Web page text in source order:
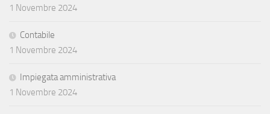
1 Novembre 2024
Contabile
1 Novembre 2024
Impiegata amministrativa
1 Novembre 2024